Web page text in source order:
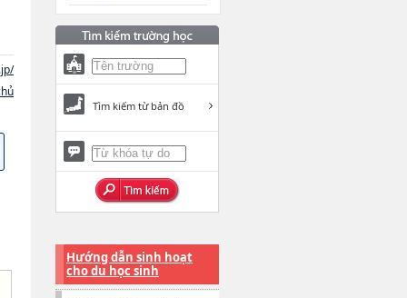
Tìm kiếm từ bản đồ
Hướng dẫn sinh hoạt
cho du học sinh